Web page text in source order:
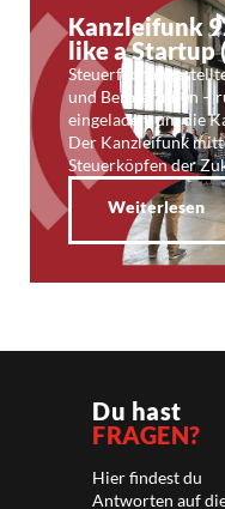
Kanzleifunk
like a Startup
und Beraterinnen –
eingeladen, um die
Der Kanzleifunk
Steuerköpfen der
Weiterlesen
Du hast
FRAGEN?
Hier findest du
Antworten auf